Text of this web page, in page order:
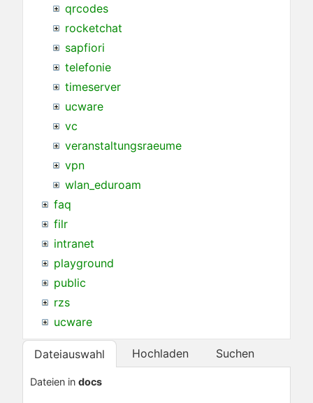
qrcodes
rocketchat
sapfiori
telefonie
timeserver
ucware
vc
veranstaltungsraeume
vpn
wlan_eduroam
faq
filr
intranet
playground
public
rzs
ucware
Dateiauswahl Hochladen Suchen
Dateien in docs